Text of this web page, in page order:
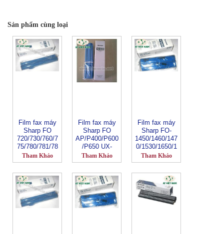
Sản phẩm cùng loại
Film fax máy
Sharp FO
720/730/760/7
75/780/781/78
5/880/885-3CR
Tham Khảo
Film fax máy
Sharp FO
AP/P400/P600
/P650 UX-
P100/200/255/
400-6CR
Tham Khảo
Film fax máy
Sharp FO-
1450/1460/147
0/1530/1650/1
660/1850-
15CR
Tham Khảo